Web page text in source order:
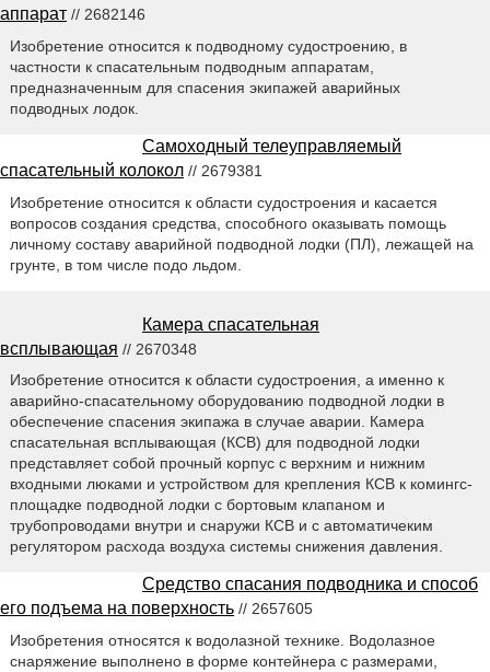
аппарат // 2682146
Изобретение относится к подводному судостроению, в
частности к спасательным подводным аппаратам,
предназначенным для спасения экипажей аварийных
подводных лодок.
Самоходный телеуправляемый
спасательный колокол // 2679381
Изобретение относится к области судостроения и касается
вопросов создания средства, способного оказывать помощь
личному составу аварийной подводной лодки (ПЛ), лежащей на
грунте, в том числе подо льдом.
Камера спасательная
всплывающая // 2670348
Изобретение относится к области судостроения, а именно к
аварийно-спасательному оборудованию подводной лодки в
обеспечение спасения экипажа в случае аварии. Камера
спасательная всплывающая (КСВ) для подводной лодки
представляет собой прочный корпус с верхним и нижним
входными люками и устройством для крепления КСВ к комингс-
площадке подводной лодки с бортовым клапаном и
трубопроводами внутри и снаружи КСВ и с автоматичеким
регулятором расхода воздуха системы снижения давления.
Средство спасания подводника и способ
его подъема на поверхность // 2657605
Изобретения относятся к водолазной технике. Водолазное
снаряжение выполнено в форме контейнера с размерами,